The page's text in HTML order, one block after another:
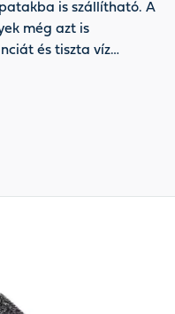
is szállítható. A
még azt is
és tiszta víz